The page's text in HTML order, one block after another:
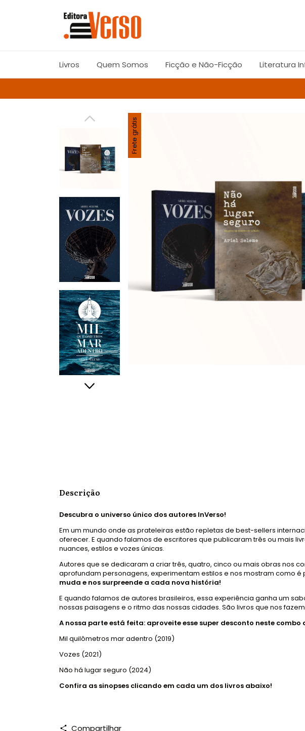
Livros Quem Somos Ficção e Não-Ficção Literatura
✈
Frete grátis
Descrição
Descubra o universo único dos autores InVerso!
Em um mundo onde as prateleiras estão repletas de best-sellers
oferecer. E quando falamos de escritores que publicaram três ou mais
nuances, estilos e vozes únicas.
Autores que se dedicaram a criar três, quatro, cinco ou mais obras nos
aprofundam personagens, experimentam estilos e nos mostram como é
muda e nos surpreende a cada nova história!
E quando falamos de autores brasileiros, essa experiência ganha um
nossas paisagens e o ritmo das nossas cidades. São livros que nos
A nossa parte está feita: aproveite esse super desconto neste combo
Mil quilômetros mar adentro (2019)
Vozes (2021)
Não há lugar seguro (2024)
Confira as sinopses clicando em cada um dos livros abaixo!
Compartilhar